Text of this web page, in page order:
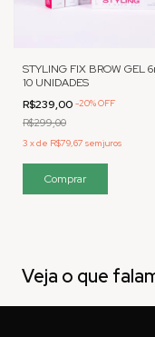
STYLING FIX BROW GEL
10 UNIDADES
R$239,00 -20%OFF
R$299,00
3 xde R$79,67 sem juros
Veja o que